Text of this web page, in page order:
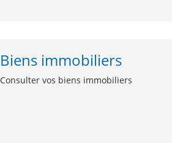
Biens immobiliers
Consulter vos biens immobiliers